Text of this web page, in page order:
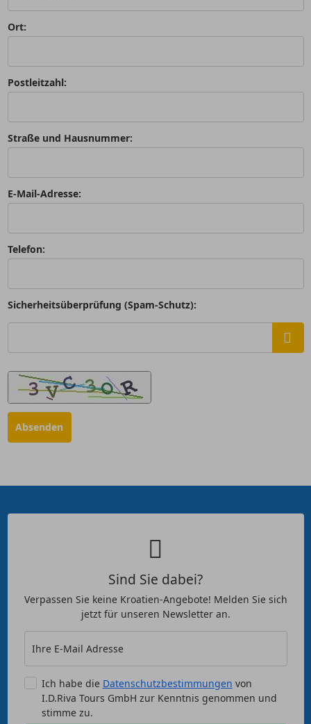
Ort:
Postleitzahl:
Straße und Hausnummer:
E-Mail-Adresse:
Telefon:
Sicherheitsüberprüfung (Spam-Schutz):
Sind Sie dabei?
Verpassen Sie keine Kroatien-Angebote! Melden Sie sich
jetzt für unseren Newsletter an.
Ihre E-Mail Adresse
Ich habe die Datenschutzbestimmungen von
I.D.Riva Tours GmbH zur Kenntnis genommen und
stimme zu.